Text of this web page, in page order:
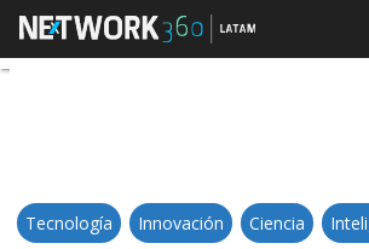
Día Mundial
Tecnología Innovación Ciencia